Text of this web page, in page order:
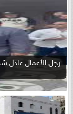
رجل الأعمال عادل